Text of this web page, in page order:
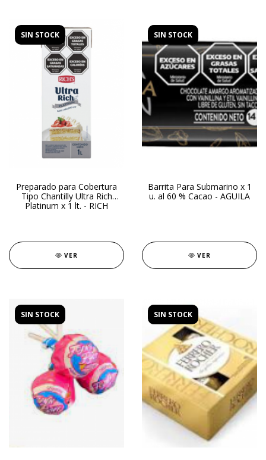
SIN STOCK
Preparado para Cobertura
Tipo Chantilly Ultra Rich
Platinum x 1 lt. - RICH
VER
SIN STOCK
Barrita Para Submarino x 1
u. al 60 % Cacao - AGUILA
VER
SIN STOCK SIN STOCK